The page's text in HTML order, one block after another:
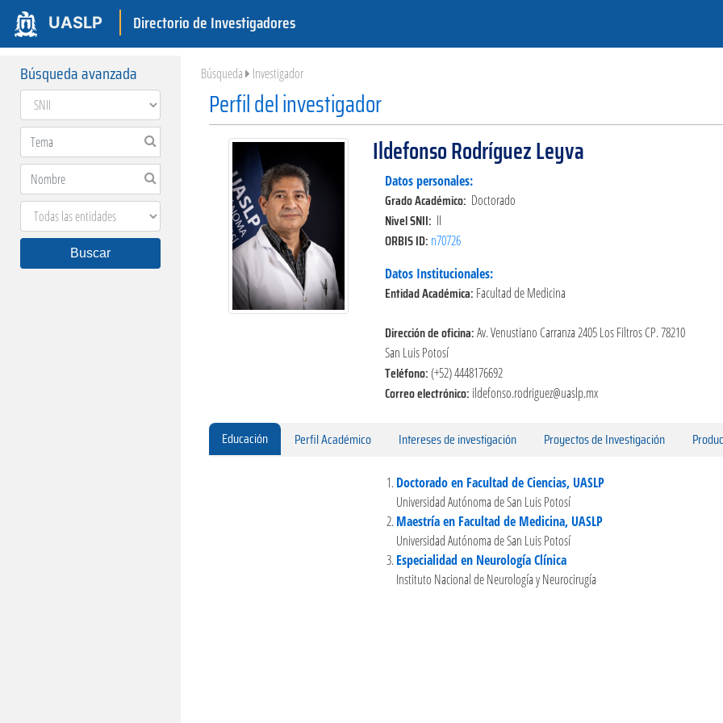
UASLP Directorio de Investigadores
Búsqueda avanzada
Buscar
Búsqueda Investigador
Perfil del investigador
Ildefonso Rodríguez Leyva
Datos personales:
Grado Académico: Doctorado
Nivel SNII: II
ORBIS ID: n70726
Datos Institucionales:
Entidad Académica: Facultad de Medicina
Dirección de oficina:Av. Venustiano Carranza 2405 Los Filtros CP. 78210
San Luis Potosí
Teléfono:(+52) 4448176692
Correo electrónico: ildefonso.rodriguez@uaslp.mx
Educación Perfil Académico Intereses de investigación Proyectos de Investigación
Doctorado en Facultad de Ciencias, UASLP
Universidad Autónoma de San Luis Potosí
Maestría en Facultad de Medicina, UASLP
Universidad Autónoma de San Luis Potosí
Especialidad en Neurología Clínica
Instituto Nacional de Neurología y Neurocirugía